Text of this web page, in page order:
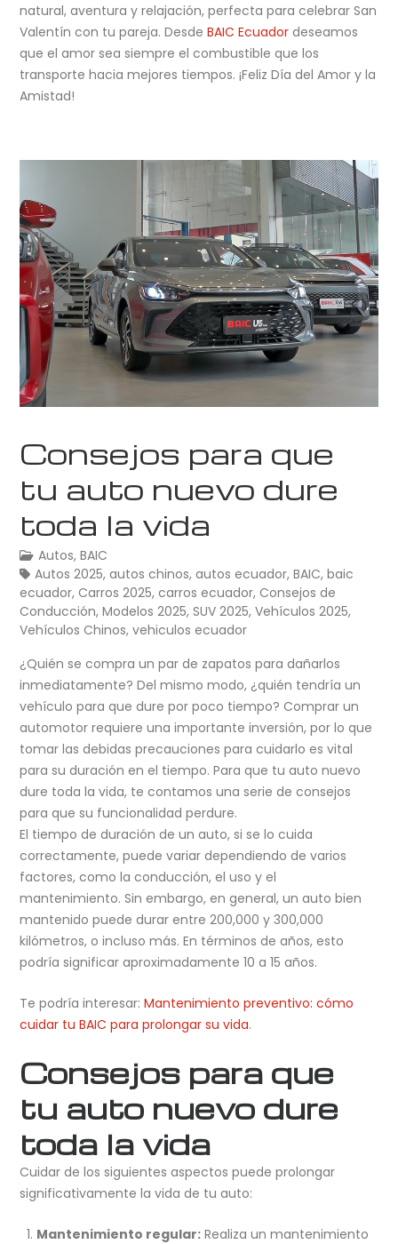
natural, aventura y relajación, perfecta para celebrar San
Valentín con tu pareja. DesdeBAIC Ecuador deseamos
que el amor sea siempre el combustible que los
transporte hacia mejores tiempos. ¡Feliz Día del Amor y la
Amistad!
Consejos para que
tu auto nuevo dure
toda la vida
Autos,BAIC
Autos 2025,autos chinos,autos ecuador,BAIC,baic
ecuador,Carros 2025,carros ecuador,Consejos de
Conducción,Modelos 2025,SUV 2025,Vehículos 2025,
Vehículos Chinos,vehiculos ecuador
¿Quién se compra un par de zapatos para dañarlos
inmediatamente? Del mismo modo, ¿quién tendría un
vehículo para que dure por poco tiempo? Comprar un
automotor requiere una importante inversión, por lo que
tomar las debidas precauciones para cuidarlo es vital
para su duración en el tiempo. Para que tu auto nuevo
dure toda la vida, te contamos una serie de consejos
para que su funcionalidad perdure.
El tiempo de duración de un auto, si se lo cuida
correctamente, puede variar dependiendo de varios
factores, como la conducción, el uso y el
mantenimiento. Sin embargo, en general, un auto bien
mantenido puede durar entre 200,000 y 300,000
kilómetros, o incluso más. En términos de años, esto
podría significar aproximadamente 10 a 15 años.
Te podría interesar:Mantenimiento preventivo: cómo
cuidar tu BAIC para prolongar su vida.
Consejos para que
tu auto nuevo dure
toda la vida
Cuidar de los siguientes aspectos puede prolongar
significativamente la vida de tu auto:
Mantenimiento regular:Realiza un mantenimiento